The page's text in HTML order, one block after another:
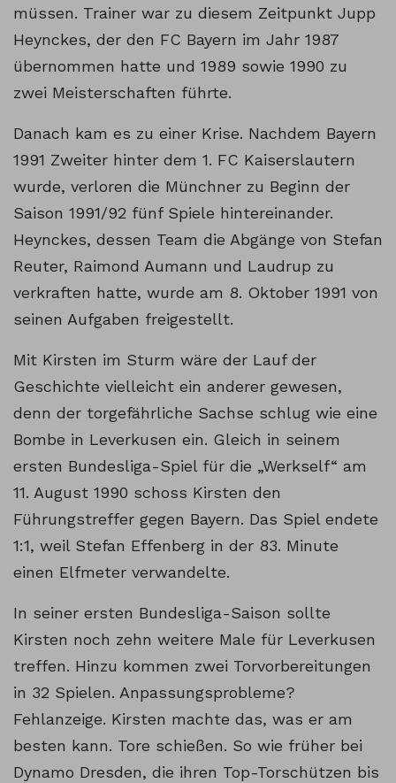
müssen. Trainer war zu diesem Zeitpunkt Jupp
Heynckes, der den FC Bayern im Jahr 1987
übernommen hatte und 1989 sowie 1990 zu
zwei Meisterschaften führte.
Danach kam es zu einer Krise. Nachdem Bayern
1991 Zweiter hinter dem 1. FC Kaiserslautern
wurde, verloren die Münchner zu Beginn der
Saison 1991/92 fünf Spiele hintereinander.
Heynckes, dessen Team die Abgänge von Stefan
Reuter, Raimond Aumann und Laudrup zu
verkraften hatte, wurde am 8. Oktober 1991 von
seinen Aufgaben freigestellt.
Mit Kirsten im Sturm wäre der Lauf der
Geschichte vielleicht ein anderer gewesen,
denn der torgefährliche Sachse schlug wie eine
Bombe in Leverkusen ein. Gleich in seinem
ersten Bundesliga-Spiel für die „Werkself“ am
11. August 1990 schoss Kirsten den
Führungstreffer gegen Bayern. Das Spiel endete
1:1, weil Stefan Effenberg in der 83. Minute
einen Elfmeter verwandelte.
In seiner ersten Bundesliga-Saison sollte
Kirsten noch zehn weitere Male für Leverkusen
treffen. Hinzu kommen zwei Torvorbereitungen
in 32 Spielen. Anpassungsprobleme?
Fehlanzeige. Kirsten machte das, was er am
besten kann. Tore schießen. So wie früher bei
Dynamo Dresden, die ihren Top-Torschützen bis